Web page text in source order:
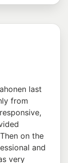
last
from
on the
and
very